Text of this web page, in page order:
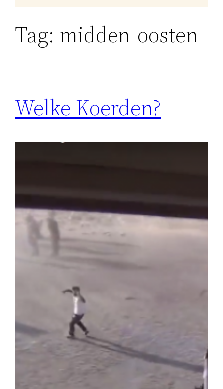
Tag: midden-oosten
Welke Koerden?